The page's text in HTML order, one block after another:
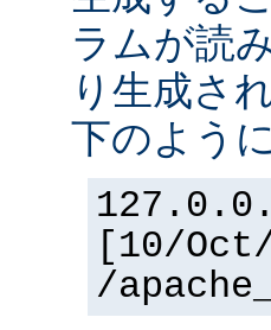
ラムが読
り生成さ
下のよう
[10/
/